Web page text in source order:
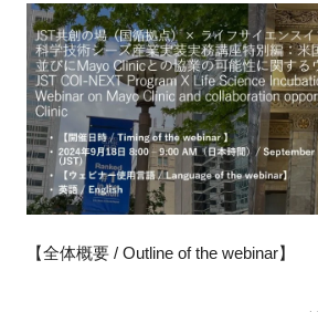
インタビュー・コラム
ニュース・掲示板
LINK-Jを知る
特別会員
【全体概要 / Outline of the webinar】